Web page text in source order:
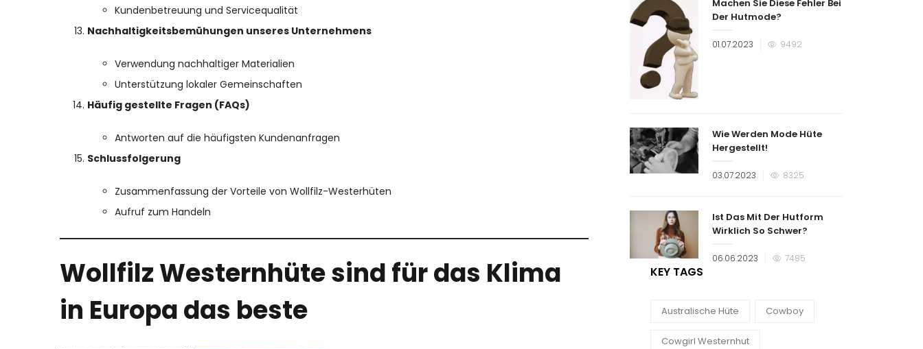
Kundenbetreuung und Servicequalität
Nachhaltigkeitsbemühungen unseres Unternehmens
Verwendung nachhaltiger Materialien
Unterstützung lokaler Gemeinschaften
Häufig gestellte Fragen (FAQs)
Antworten auf die häufigsten Kundenanfragen
Schlussfolgerung
Zusammenfassung der Vorteile von Wollfilz-Westerhüten
Aufruf zum Handeln
Wollfilz Westernhüte sind für das Klima
in Europa das beste
Machen Sie Diese Fehler Bei
Der Hutmode?
Veröffentlicht
01.07.2023 9492
Wie Werden Mode Hüte
Hergestellt!
Veröffentlicht
03.07.2023 8325
Ist Das Mit Der Hutform
Wirklich So Schwer?
Veröffentlicht
06.06.2023 7485
KEY TAGS
Australische Hüte Cowboy
Cowgirl Westernhut